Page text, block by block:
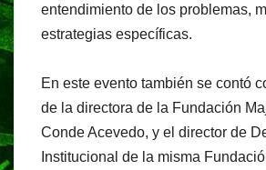
entendimiento de los problemas,
estrategias específicas.
En este evento también se contó
de la directora de la Fundación
Conde Acevedo, y el director de
Institucional de la misma